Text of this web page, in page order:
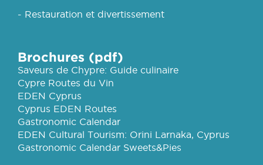
- Restauration et divertissement
Brochures (pdf)
Saveurs de Chypre: Guide culinaire
Cypre Routes du Vin
EDEN Cyprus
Cyprus EDEN Routes
Gastronomic Calendar
EDEN Cultural Tourism: Orini Larnaka, Cyprus
Gastronomic Calendar Sweets&Pies